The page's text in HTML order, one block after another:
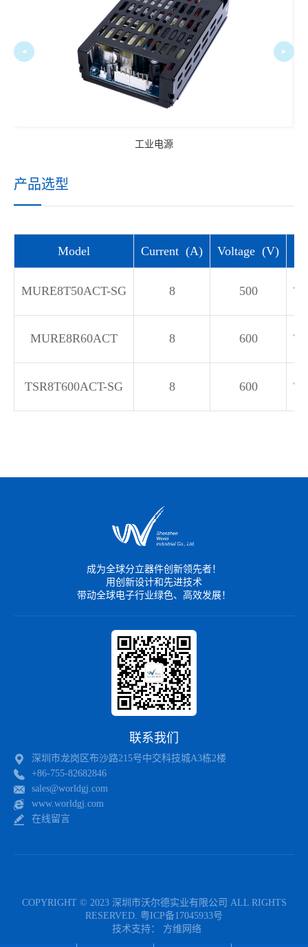
工业电源
产品选型
Model Current (A) Voltage (V)
MURE8T50ACT-SG 8 500
MURE8R60ACT 8 600
TSR8T600ACT-SG 8 600
成为全球分立器件创新领先者！
用创新设计和先进技术
带动全球电子行业绿色、高效发展！
联系我们
深圳市龙岗区布沙路215号中交科技城A3栋2楼
+86-755-82682846
sales@worldgj.com
www.worldgj.com
在线留言
COPYRIGHT © 2023 深圳市沃尔德实业有限公司 ALL RIGHTS
RESERVED. 粤ICP备17045933号
技术支持：
方维网络